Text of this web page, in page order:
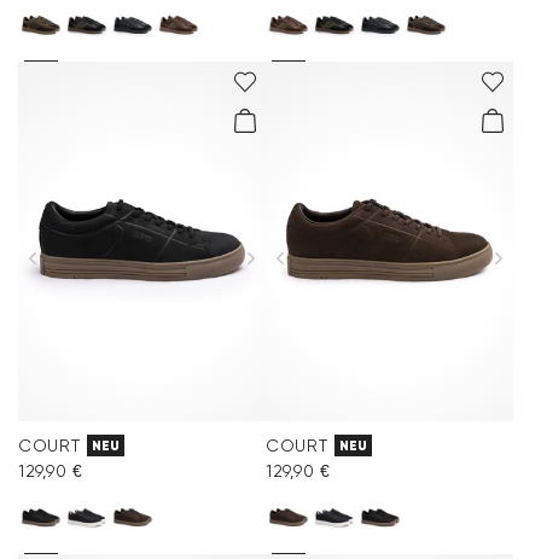
COURT NEU
129,90 €
COURT NEU
129,90 €